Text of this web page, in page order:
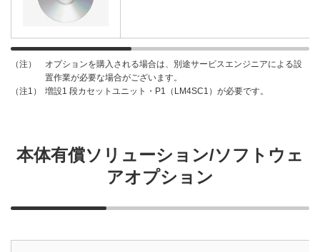
（注）
オプションを購入される場合は、別途サービスエンジニアによる設
置作業が必要な場合がございます。
（注1）
増設1 段カセットユニット・P1（LM4SC1）が必要です。
本体有償ソリューション/ソフトウェ
アオプション